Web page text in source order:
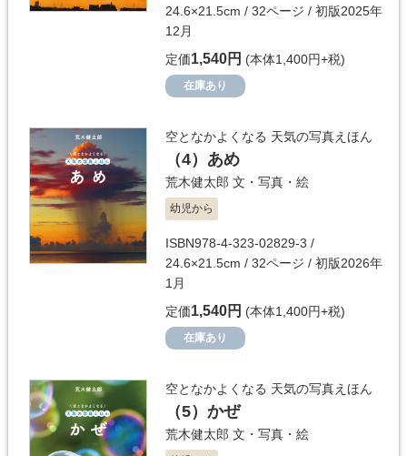
24.6×21.5cm / 32ページ / 初版2025年
12月
定価1,540円 (本体1,400円+税)
在庫あり
空となかよくなる 天気の写真えほん
（4） あめ
荒木健太郎 文・写真・絵
幼児から
ISBN978-4-323-02829-3 /
24.6×21.5cm / 32ページ / 初版2026年
1月
定価1,540円 (本体1,400円+税)
在庫あり
空となかよくなる 天気の写真えほん
（5） かぜ
荒木健太郎 文・写真・絵